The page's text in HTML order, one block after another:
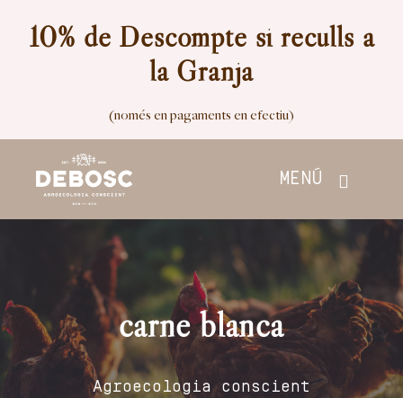
10% de Descompte si reculls a
la Granja
(només en pagaments en efectiu)
MENÚ
Nosaltres
carne blanca
Agroecologia conscient